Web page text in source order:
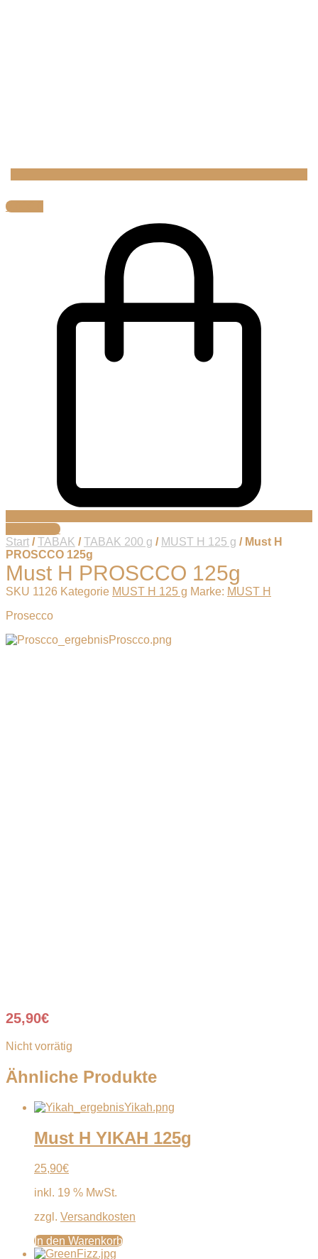
0,00
Warenkorb
Start /TABAK /TABAK 200 g / MUST H 125 g / Must H
PROSCCO 125g
Must H PROSCCO 125g
SKU 1126 Kategorie MUST H 125 g Marke: MUST H
Prosecco
25,90€
Nicht vorrätig
Ähnliche Produkte
Must H YIKAH 125g
25,90€
inkl. 19 % MwSt.
zzgl. Versandkosten
In den Warenkorb